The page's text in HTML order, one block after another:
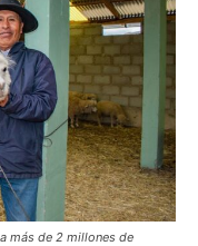
más de 2 millones de